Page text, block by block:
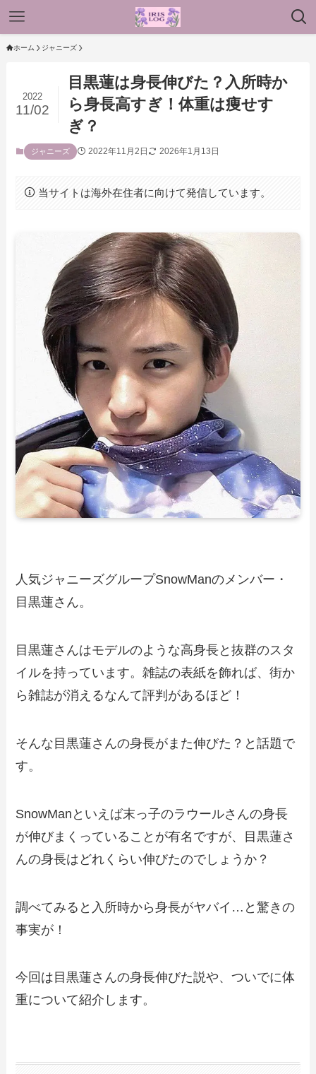
ホーム ジャニーズ
目黒蓮は身長伸びた？入所時か
ら身長高すぎ！体重は痩せす
ぎ？
2022
11/02
ジャニーズ 2022年11月2日 2026年1月13日
当サイトは海外在住者に向けて発信しています。
人気ジャニーズグループSnowManのメンバー・
目黒蓮さん。
目黒蓮さんはモデルのような高身長と抜群のスタ
イルを持っています。雑誌の表紙を飾れば、街か
ら雑誌が消えるなんて評判があるほど！
そんな目黒蓮さんの身長がまた伸びた？と話題で
す。
SnowManといえば末っ子のラウールさんの身長
が伸びまくっていることが有名ですが、目黒蓮さ
んの身長はどれくらい伸びたのでしょうか？
調べてみると入所時から身長がヤバイ…と驚きの
事実が！
今回は目黒蓮さんの身長伸びた説や、ついでに体
重について紹介します。